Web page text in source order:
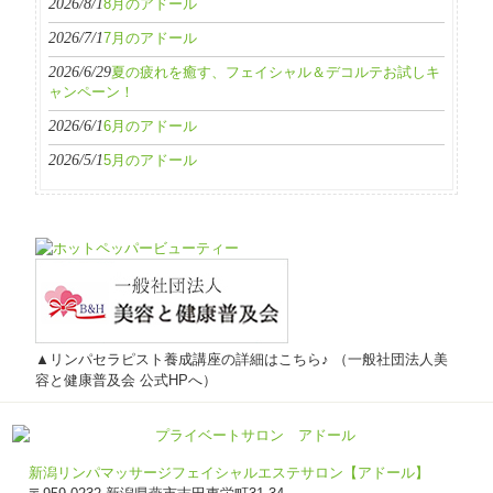
8月のアドール
2026/7/1 7月のアドール
2026/6/29夏の疲れを癒す、フェイシャル＆デコルテお試しキ
ャンペーン！
2026/6/16月のアドール
2026/5/15月のアドール
▲リンパセラピスト養成講座の詳細はこちら♪ （一般社団法人美
容と健康普及会 公式HPへ）
新潟リンパマッサージフェイシャルエステサロン【アドール】